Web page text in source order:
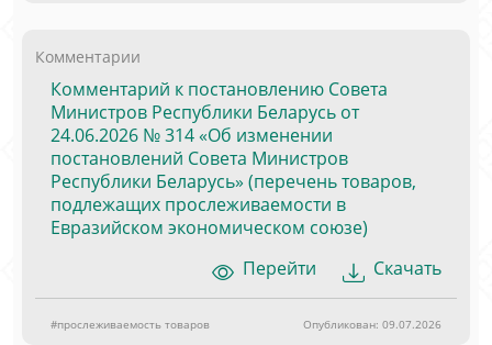
Комментарии
Комментарий к постановлению Совета
Министров Республики Беларусь от
24.06.2026 № 314 «Об изменении
постановлений Совета Министров
Республики Беларусь» (перечень товаров,
подлежащих прослеживаемости в
Евразийском экономическом союзе)
Перейти
Скачать
#прослеживаемость товаров Опубликован: 09.07.2026